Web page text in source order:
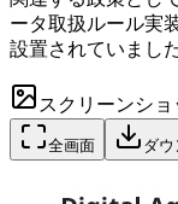
ータ取扱ルール実
設置されていました
スクリーンショ
全画面 ダウ